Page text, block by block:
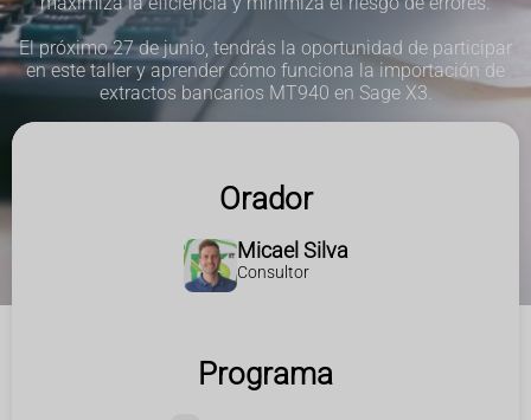
El próximo 27 de junio, tendrás la oportunidad de participar
en este taller y aprender cómo funciona la importación de
extractos bancarios MT940 en Sage X3.
Orador
Micael Silva
Consultor
Programa